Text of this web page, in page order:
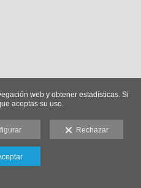
web y obtener estadísticas. Si
aceptas su uso.
Rechazar